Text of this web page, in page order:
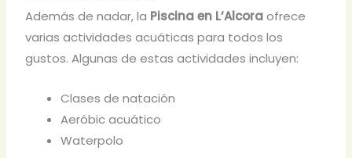
Además de nadar, la Piscina en L’Alcoraofrece
varias actividades acuáticas para todos los
gustos. Algunas de estas actividades incluyen:
Clases de natación
Aeróbic acuático
Waterpolo